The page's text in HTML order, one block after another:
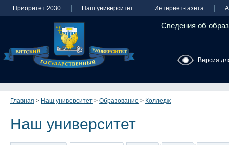
Приоритет 2030 Наш университет Интернет-газета
Сведения об
Версия
Главная > Наш университет > Образование > Колледж
Наш университет